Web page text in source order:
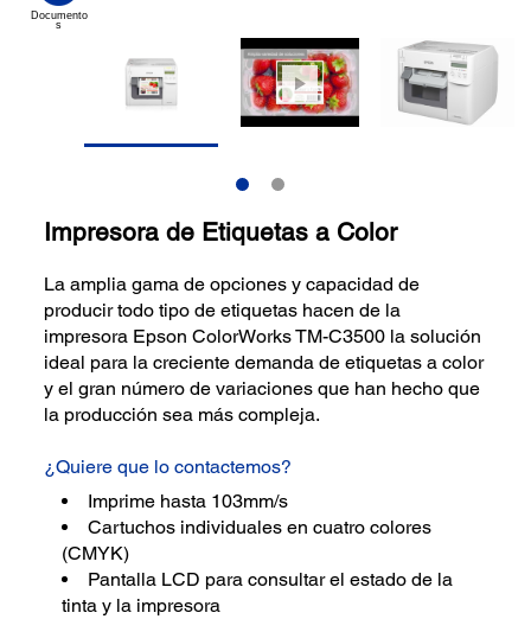
Impresora de Etiquetas a Color
La amplia gama de opciones y capacidad de
producir todo tipo de etiquetas hacen de la
impresora Epson ColorWorks TM-C3500 la solución
ideal para la creciente demanda de etiquetas a color
y el gran número de variaciones que han hecho que
la producción sea más compleja.
¿Quiere que lo contactemos?
Imprime hasta 103mm/s
Cartuchos individuales en cuatro colores
(CMYK)
Pantalla LCD para consultar el estado de la
tinta y la impresora